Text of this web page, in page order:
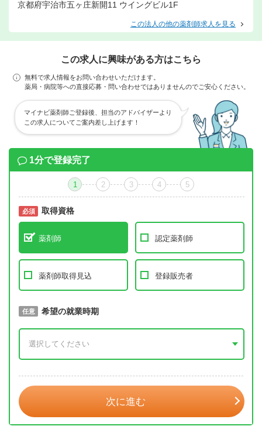
京都府宇治市五ヶ庄新開11 ウイングビル1F
この法人の他の薬剤師求人を見る
この求人に興味がある方はこちら
無料で求人情報をお問い合わせいただけます。
薬局・病院等への直接応募・問い合わせではありませんのでご安心ください。
マイナビ薬剤師ご登録後、担当のアドバイザーより
この求人についてご案内差し上げます！
1分で登録完了
1 2 3 4 5
必須 取得資格
薬剤師 認定薬剤師
薬剤師取得見込 登録販売者
必須 取得予定年
任意 希望の就業時期
次に進む